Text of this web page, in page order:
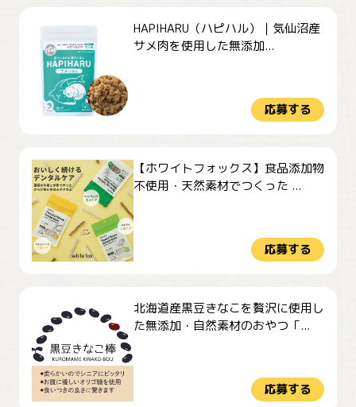
HAPIHARU（ハピハル）｜気仙沼産
サメ肉を使用した無添加...
応募する
【ホワイトフォックス】食品添加物
不使用・天然素材でつくった ...
応募する
北海道産黒豆きなこを贅沢に使用し
た無添加・自然素材のおやつ「...
応募する